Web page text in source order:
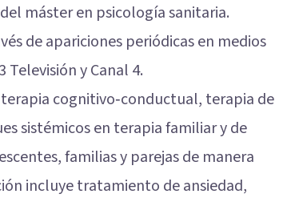
máster en psicología sanitaria.
de apariciones periódicas en medios
y Canal 4.
cognitivo‑conductual, terapia de
sistémicos en terapia familiar y de
familias y parejas de manera
incluye tratamiento de ansiedad,